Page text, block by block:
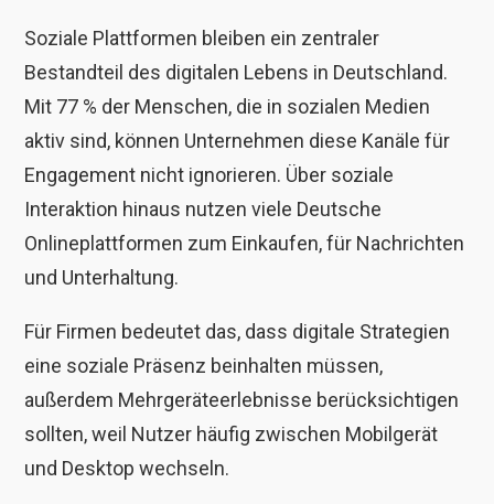
Soziale Plattformen bleiben ein zentraler
Bestandteil des digitalen Lebens in Deutschland.
Mit 77 % der Menschen, die in sozialen Medien
aktiv sind, können Unternehmen diese Kanäle für
Engagement nicht ignorieren. Über soziale
Interaktion hinaus nutzen viele Deutsche
Onlineplattformen zum Einkaufen, für Nachrichten
und Unterhaltung.
Für Firmen bedeutet das, dass digitale Strategien
eine soziale Präsenz beinhalten müssen,
außerdem Mehrgeräteerlebnisse berücksichtigen
sollten, weil Nutzer häufig zwischen Mobilgerät
und Desktop wechseln.